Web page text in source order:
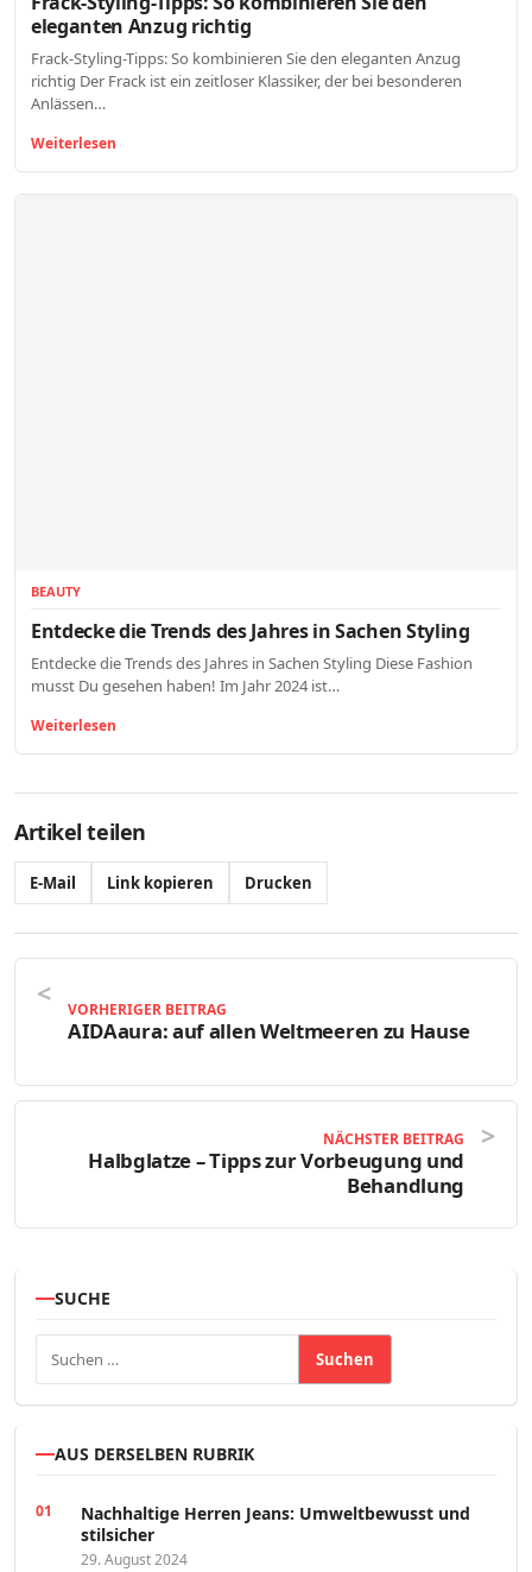
eleganten Anzug richtig
Frack-Styling-Tipps: So kombinieren Sie den eleganten Anzug
richtig Der Frack ist ein zeitloser Klassiker, der bei besonderen
Anlässen…
Weiterlesen
BEAUTY
Entdecke die Trends des Jahres in Sachen Styling
Entdecke die Trends des Jahres in Sachen Styling Diese Fashion
musst Du gesehen haben! Im Jahr 2024 ist…
Weiterlesen
Artikel teilen
E-Mail Link kopieren Drucken
VORHERIGER BEITRAG
AIDAaura: auf allen Weltmeeren zu Hause
NÄCHSTER BEITRAG
Halbglatze – Tipps zur Vorbeugung und
Behandlung
SUCHE
Suchen nach:
AUS DERSELBEN RUBRIK
Nachhaltige Herren Jeans: Umweltbewusst und
stilsicher
29. August 2024